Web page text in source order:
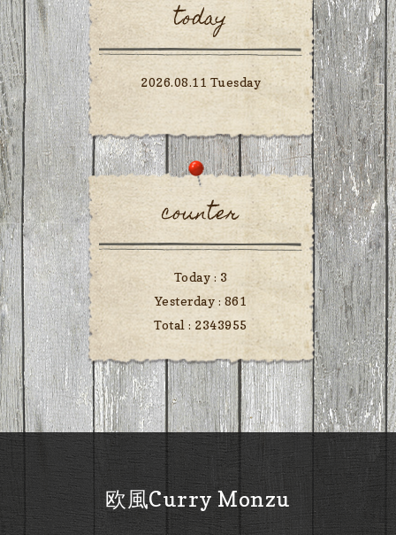
today
2026.08.11 Tuesday
counter
Today : 3
Yesterday : 861
Total : 2343955
欧風Curry Monzu